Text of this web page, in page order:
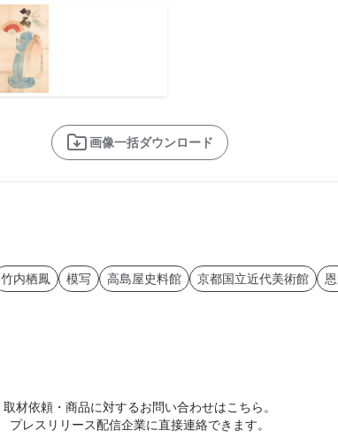
画像一括ダウンロード
竹内栖鳳 模写 高島屋史料館 京都国立近代美術館
取材依頼・商品に対するお問い合わせはこちら。
プレスリリース配信企業に直接連絡できます。